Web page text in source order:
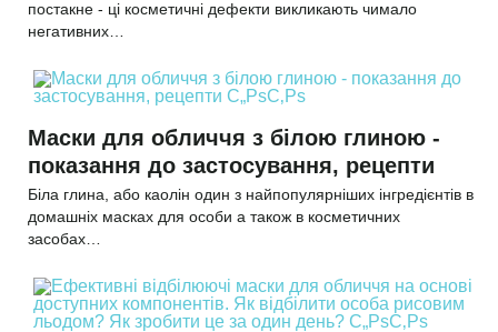
постакне - ці косметичні дефекти викликають чимало
негативних…
Маски для обличчя з білою глиною -
показання до застосування, рецепти
Біла глина, або каолін один з найпопулярніших інгредієнтів в
домашніх масках для особи а також в косметичних
засобах…